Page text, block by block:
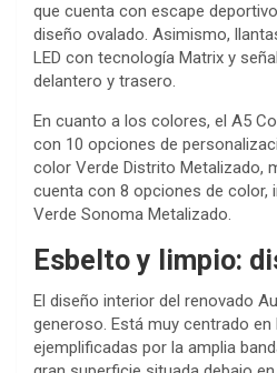
que cuenta con escape
diseño ovalado. Asimismo,
LED con tecnología Matrix y
delantero y trasero.
En cuanto a los colores, el A5
con 10 opciones de
color Verde Distrito Metalizado,
cuenta con 8 opciones de color,
Verde Sonoma Metalizado.
Esbelto y limpio:
El diseño interior del renovado
generoso. Está muy centrado
ejemplificadas por la amplia